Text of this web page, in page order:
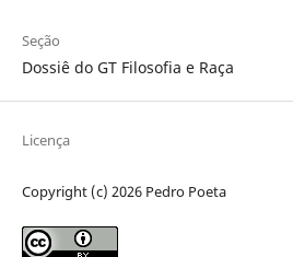
Seção
Dossiê do GT Filosofia e Raça
Licença
Copyright (c) 2026 Pedro Poeta